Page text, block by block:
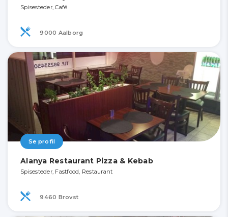
Spisesteder, Café
9000 Aalborg
Se profil
Alanya Restaurant Pizza & Kebab
Spisesteder, Fastfood, Restaurant
9460 Brovst